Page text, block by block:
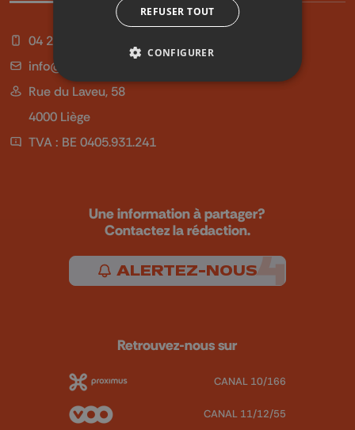
04 254 99 99
info@qu4tre.be
Rue du Laveu, 58
4000 Liège
TVA : BE 0405.931.241
Une information à partager?
Contactez la rédaction.
ALERTEZ-NOUS
Retrouvez-nous sur
CANAL 10/166
CANAL 11/12/55
REFUSER TOUT
CONFIGURER